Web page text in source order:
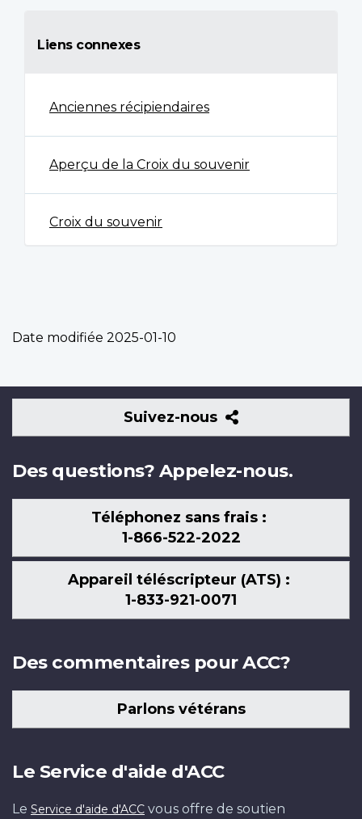
Liens connexes
Anciennes récipiendaires
Aperçu de la Croix du souvenir
Croix du souvenir
Date modifiée 2025-01-10
Suivez-nous
Suivez-
nous
Des questions? Appelez-nous.
Téléphonez sans frais :
1-866-522-2022
Appareil téléscripteur (ATS) :
1-833-921-0071
Des commentaires pour ACC?
Parlons vétérans
Le Service d'aide d'ACC
Le Service d'aide d'ACC vous offre de soutien